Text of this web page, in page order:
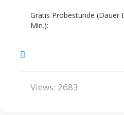
Gratis Probestunde (Dauer
Min.):
Views: 2683